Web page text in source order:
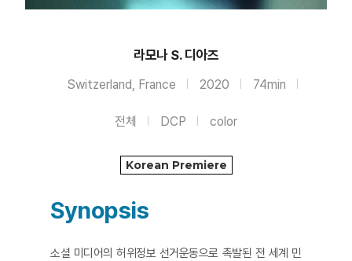
라모나 S. 디아즈
Switzerland, France 2020 74min
전체 DCP color
Korean Premiere
Synopsis
소셜 미디어의 허위정보 선거운동으로 촉발된 전 세계 민